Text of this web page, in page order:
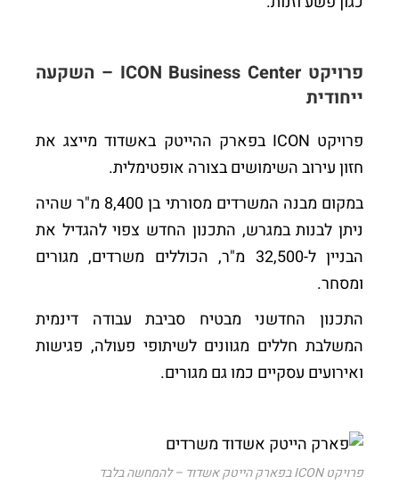
פרויקט ICON Business Center – השקעה
ייחודית
פרויקט ICON בפארק ההייטק באשדוד מייצג את
חזון עירוב השימושים בצורה אופטימלית.
במקום מבנה המשרדים מסורתי בן 8,400 מ"ר שהיה
ניתן לבנות במגרש, התכנון החדש צפוי להגדיל את
הבניין ל-32,500 מ"ר, הכוללים משרדים, מגורים
ומסחר.
התכנון החדשני מבטיח סביבת עבודה דינמית
המשלבת חללים מגוונים לשיתופי פעולה, פגישות
ואירועים עסקיים כמו גם מגורים.
פרויקט ICON בפארק הייטק אשדוד – להמחשה בלבד